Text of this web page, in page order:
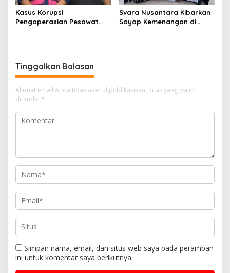
Kasus Korupsi
Pengoperasian Pesawat
Svara Nusantara Kibarkan
Sayap Kemenangan di
Tinggalkan Balasan
Alamat email Anda tidak akan dipublikasikan. Ruas yang wajib
ditandai *
Simpan nama, email, dan situs web saya pada peramban
ini untuk komentar saya berikutnya.